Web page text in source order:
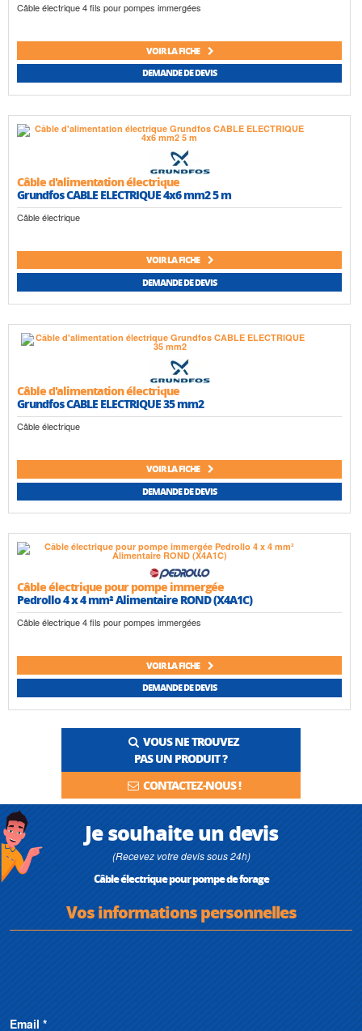
Câble électrique 4 fils pour pompes immergées
VOIR LA FICHE
DEMANDE DE DEVIS
Câble d'alimentation électrique
Grundfos CABLE ELECTRIQUE 4x6 mm2 5 m
Câble électrique
VOIR LA FICHE
DEMANDE DE DEVIS
Câble d'alimentation électrique
Grundfos CABLE ELECTRIQUE 35 mm2
Câble électrique
VOIR LA FICHE
DEMANDE DE DEVIS
Câble électrique pour pompe immergée
Pedrollo 4 x 4 mm² Alimentaire ROND (X4A1C)
Câble électrique 4 fils pour pompes immergées
VOIR LA FICHE
DEMANDE DE DEVIS
VOUS NE TROUVEZ
PAS UN PRODUIT ?
CONTACTEZ-NOUS !
Je souhaite un devis
(Recevez votre devis sous 24h)
Câble électrique pour pompe de forage
Vos informations personnelles
Email *